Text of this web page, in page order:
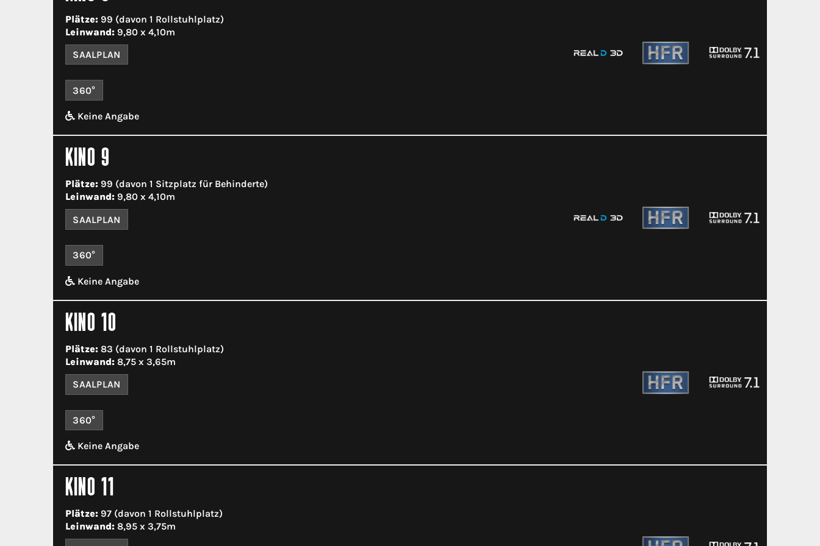
Plätze: 99 (davon 1 Rollstuhlplatz)
Leinwand: 9,80 x 4,10m
SAALPLAN
360°
Keine Angabe
KINO 9
Plätze: 99 (davon 1 Sitzplatz für Behinderte)
Leinwand: 9,80 x 4,10m
SAALPLAN
360°
Keine Angabe
KINO 10
Plätze: 83 (davon 1 Rollstuhlplatz)
Leinwand: 8,75 x 3,65m
SAALPLAN
360°
Keine Angabe
KINO 11
Plätze: 97 (davon 1 Rollstuhlplatz)
Leinwand: 8,95 x 3,75m